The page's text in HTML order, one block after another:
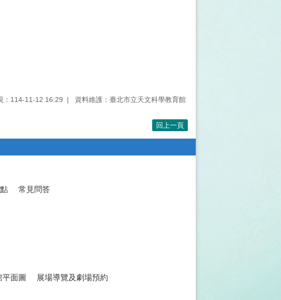
：114-11-12 16:29 資料維護：臺北市立天文科學教育館
回上一頁
常見問答
平面圖 展場導覽及劇場預約